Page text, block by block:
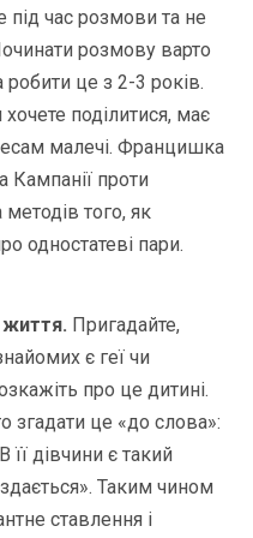
під час розмови та не
розмову варто
це з 2-3 років.
поділитися, має
малечі. Францишка
Кампанії проти
методів того, як
одностатеві пари.
життя. Пригадайте,
є геї чи
про це дитині.
згадати це «до слова»:
її дівчини є такий
Таким чином
ставлення і